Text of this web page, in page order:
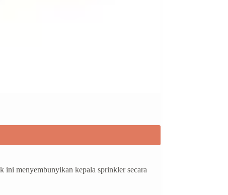
ini menyembunyikan kepala sprinkler secara